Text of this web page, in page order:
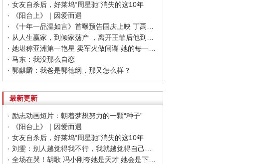
· 女友自杀后，好莱坞“周星驰”消失的这10年
· 《阳台上》｜因爱而遇
· 她堪称亚洲第一艳星 卖军火做间谍 她的每一件衣服从不白脱
· 马东：我没那么自恋
· 郭麒麟：我爸是郭德纲，那又怎么样？
最新更新
· 励志动画短片：朝着梦想努力的一颗“种子”
· 《阳台上》｜因爱而遇
· 女友自杀后，好莱坞“周星驰”消失的这10年
· 全场在哭！胡歌 冯小刚夸她是天才 她会是下一个00后影后吗